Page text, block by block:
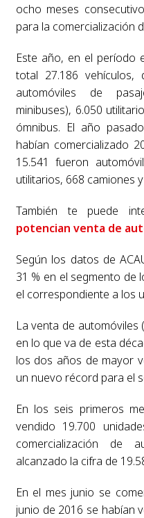
ocho meses
para la comercialización
Este año, en el período
total 27.186
automóviles de
minibuses), 6.050
ómnibus. El año
habían comercializado
15.541 fueron
utilitarios, 668 camiones
También te puede
potencian venta de
Según los datos de
31 % en el segmento de
el correspondiente a los
La venta de automóviles
en lo que va de esta
los dos años de mayor
un nuevo récord para el
En los seis primeros
vendido 19.700
comercialización de
alcanzado la cifra de
En el mes junio se
junio de 2016 se habían